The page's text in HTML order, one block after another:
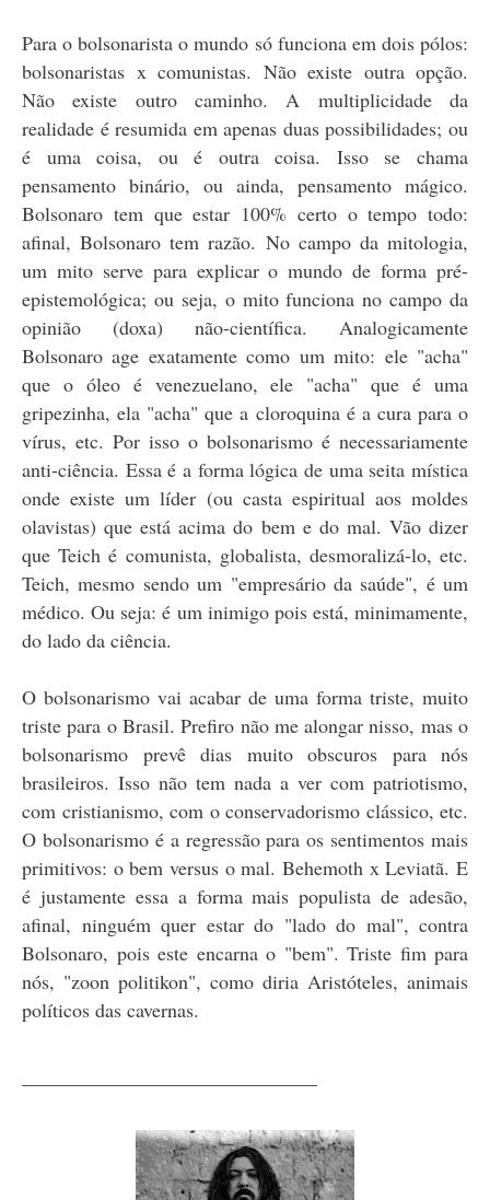
Para o bolsonarista o mundo só funciona em dois pólos:
bolsonaristas x comunistas. Não existe outra opção.
Não existe outro caminho. A multiplicidade da
realidade é resumida em apenas duas possibilidades; ou
é uma coisa, ou é outra coisa. Isso se chama
pensamento binário, ou ainda, pensamento mágico.
Bolsonaro tem que estar 100% certo o tempo todo:
afinal, Bolsonaro tem razão. No campo da mitologia,
um mito serve para explicar o mundo de forma pré-
epistemológica; ou seja, o mito funciona no campo da
opinião (doxa) não-científica. Analogicamente
Bolsonaro age exatamente como um mito: ele "acha"
que o óleo é venezuelano, ele "acha" que é uma
gripezinha, ela "acha" que a cloroquina é a cura para o
vírus, etc. Por isso o bolsonarismo é necessariamente
anti-ciência. Essa é a forma lógica de uma seita mística
onde existe um líder (ou casta espiritual aos moldes
olavistas) que está acima do bem e do mal. Vão dizer
que Teich é comunista, globalista, desmoralizá-lo, etc.
Teich, mesmo sendo um "empresário da saúde", é um
médico. Ou seja: é um inimigo pois está, minimamente,
do lado da ciência.
O bolsonarismo vai acabar de uma forma triste, muito
triste para o Brasil. Prefiro não me alongar nisso, mas o
bolsonarismo prevê dias muito obscuros para nós
brasileiros. Isso não tem nada a ver com patriotismo,
com cristianismo, com o conservadorismo clássico, etc.
O bolsonarismo é a regressão para os sentimentos mais
primitivos: o bem versus o mal. Behemoth x Leviatã. E
é justamente essa a forma mais populista de adesão,
afinal, ninguém quer estar do "lado do mal", contra
Bolsonaro, pois este encarna o "bem". Triste fim para
nós, "zoon politikon", como diria Aristóteles, animais
políticos das cavernas.